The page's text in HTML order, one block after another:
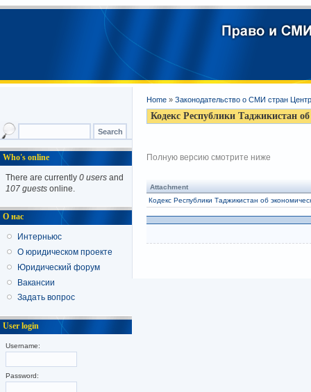
Home » Законодательство о СМИ стран
Кодекс Республики Таджикистан
Полную версию смотрите ниже
Attachment
Кодекс Республики Таджикистан об
Who's online
There are currently 0 users and
107 guests online.
О нас
Интерньюс
О юридическом проекте
Юридический форум
Вакансии
Задать вопрос
User login
Username:
Password: